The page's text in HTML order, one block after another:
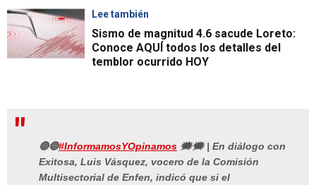
Lee también
Sismo de magnitud 4.6 sacude Loreto:
Conoce AQUÍ todos los detalles del
temblor ocurrido HOY
🔴🔵#InformamosYOpinamos 🗯🗯 | En diálogo con
Exitosa, Luis Vásquez, vocero de la Comisión
Multisectorial de Enfen, indicó que si el